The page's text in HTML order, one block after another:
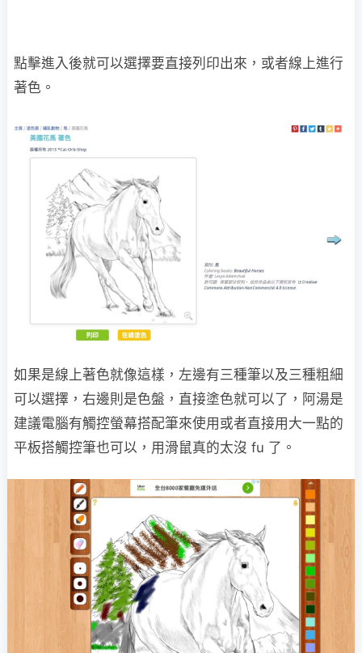
點擊進入後就可以選擇要直接列印出來，或者線上進行
著色。
如果是線上著色就像這樣，左邊有三種筆以及三種粗細
可以選擇，右邊則是色盤，直接塗色就可以了，阿湯是
建議電腦有觸控螢幕搭配筆來使用或者直接用大一點的
平板搭觸控筆也可以，用滑鼠真的太沒 fu 了。